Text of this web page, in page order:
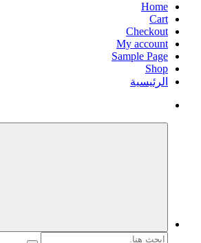
Home
Cart
Checkout
My account
Sample Page
Shop
الرئيسية
البحث